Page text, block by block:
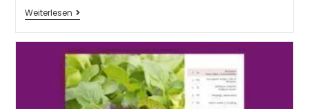
Weiterlesen